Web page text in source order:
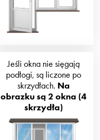
Jeśli okna nie sięgają
podłogi, są liczone po
skrzydłach. Na
obrazku są 2 okna (4
skrzydła)